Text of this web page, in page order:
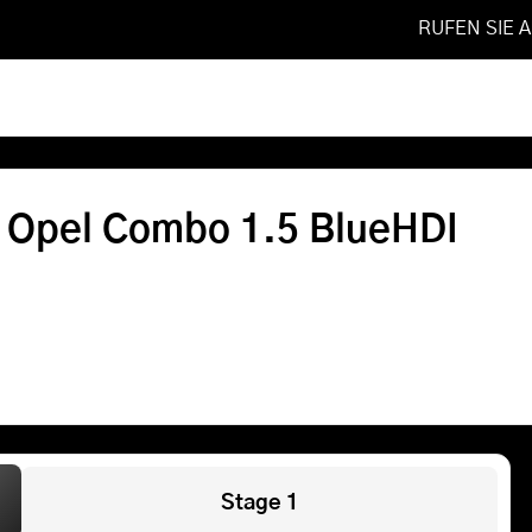
RUFEN
Softwareoptimierung
Shop
Combo 1.5 BlueHDI
Stage 1